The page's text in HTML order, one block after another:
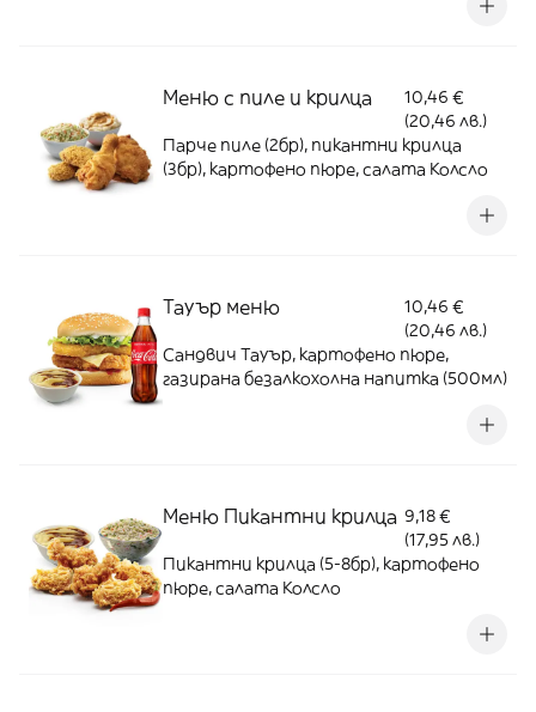
Меню с пиле и крилца
10,46 €
(20,46 лв.)
Парче пиле (2бр), пикантни крилца
(3бр), картофено пюре, салата Колсло
Тауър меню
10,46 €
(20,46 лв.)
Сандвич Тауър, картофено пюре,
газирана безалкохолна напитка (500мл)
Меню Пикантни крилца 9,18 €
(17,95 лв.)
Пикантни крилца (5-8бр), картофено
пюре, салата Колсло